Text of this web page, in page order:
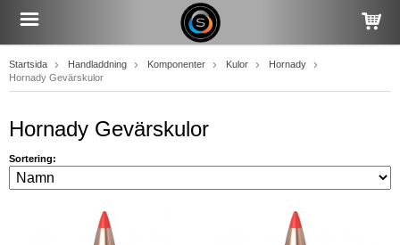
Startsida Handladdning Komponenter Kulor
Hornady
Hornady Gevärskulor
Hornady Gevärskulor
Sortering: